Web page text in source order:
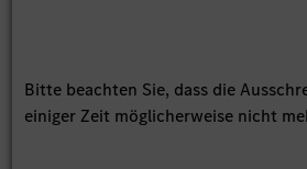
Bitte beachten Sie, dass die
einiger Zeit möglicherweise nicht